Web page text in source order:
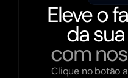
Eleve o
da
com
Clique no botão